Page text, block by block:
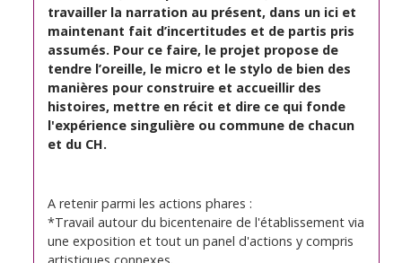
travailler la narration au présent, dans un ici et
maintenant fait d’incertitudes et de partis pris
assumés. Pour ce faire, le projet propose de
tendre l’oreille, le micro et le stylo de bien des
manières pour construire et accueillir des
histoires, mettre en récit et dire ce qui fonde
l'expérience singulière ou commune de chacun
et du CH.
A retenir parmi les actions phares :
*Travail autour du bicentenaire de l'établissement via
une exposition et tout un panel d'actions y compris